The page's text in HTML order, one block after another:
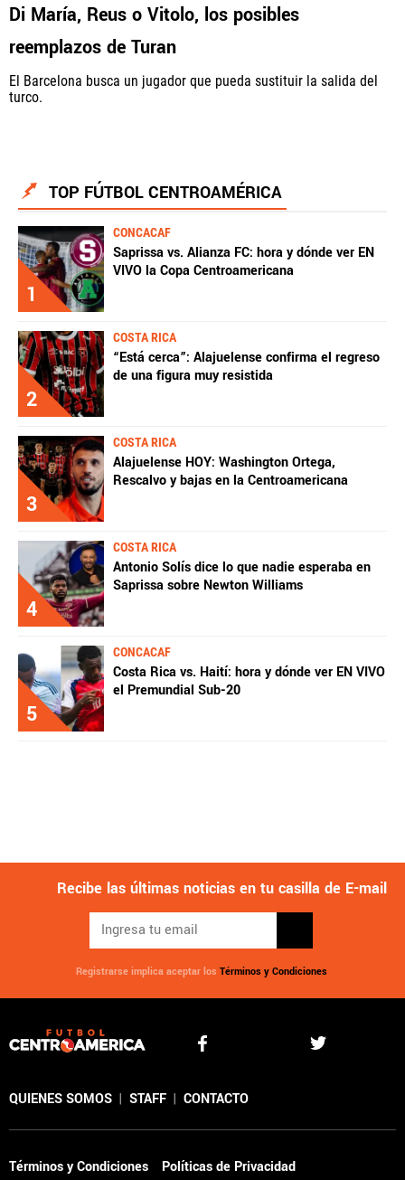
Di María, Reus o Vitolo, los posibles
reemplazos de Turan
El Barcelona busca un jugador que pueda sustituir la salida del
turco.
TOP FÚTBOL CENTROAMÉRICA
1
CONCACAF
Saprissa vs. Alianza FC: hora y dónde ver EN
VIVO la Copa Centroamericana
2
COSTA RICA
“Está cerca”: Alajuelense confirma el regreso
de una figura muy resistida
3
COSTA RICA
Alajuelense HOY: Washington Ortega,
Rescalvo y bajas en la Centroamericana
4
COSTA RICA
Antonio Solís dice lo que nadie esperaba en
Saprissa sobre Newton Williams
5
CONCACAF
Costa Rica vs. Haití: hora y dónde ver EN VIVO
el Premundial Sub-20
Recibe las últimas noticias en tu casilla de E-mail
Registrarse implica aceptar los Términos y Condiciones
QUIENES SOMOS | STAFF | CONTACTO
Términos y Condiciones Políticas de Privacidad